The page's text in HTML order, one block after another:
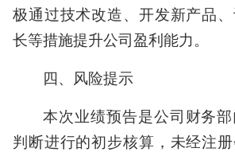
极通过技术改造、开发新产品
长等措施提升公司盈利能力。
四、风险提示
本次业绩预告是公司财务
判断进行的初步核算，未经注